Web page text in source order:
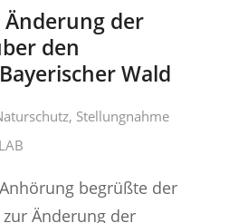
Änderung der
den
Wald
, Stellungnahme
begrüßte der
Änderung der